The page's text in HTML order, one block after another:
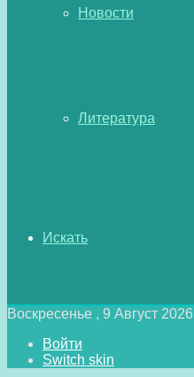
Новости
Литература
Искать
Воскресенье , 9 Август 2026
Войти
Switch skin